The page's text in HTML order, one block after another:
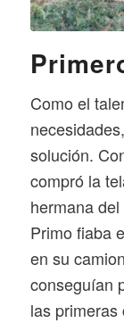
Como el
solución.
compró la
hermana
Primo fiaba
en su
conseguían
las